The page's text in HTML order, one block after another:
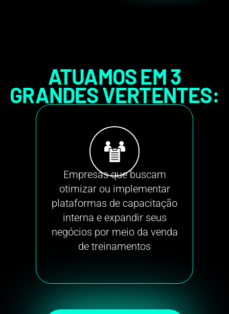
ATUAMOS EM 3
GRANDES VERTENTES:
que buscam
ou implementar
de capacitação
expandir seus
meio da venda
Instituições de
todas as
valorizam o
distância e
conteúdos
engajadores e